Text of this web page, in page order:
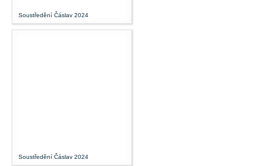
Soustředění Čáslav 2024
Soustředění Čáslav 2024